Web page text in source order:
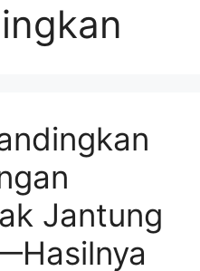
Jantung